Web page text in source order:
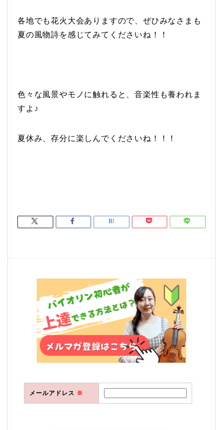
各地でも花火大会ありますので、ぜひみなさまも
夏の風物詩を感じてみてくださいね！！
色々な風景やモノに触れると、音楽性も養われま
すよ♪
夏休み、存分に楽しんでくださいね！！！
メールアドレス ※